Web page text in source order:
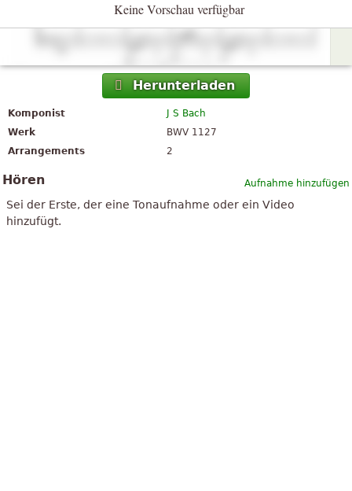
Keine Vorschau verfügbar
Herunterladen
Komponist
J S Bach
Werk
BWV 1127
Arrangements
2
Aufnahme hinzufügen
Hören
Sei der Erste, der eine Tonaufnahme oder ein Video
hinzufügt.